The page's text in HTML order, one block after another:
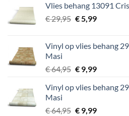
€ 29,95.€ 5,99.
Vlies behang 13091
€29,95 Oorspronkelijke
€ 29,95.
€5,99Huidige
€ 5,99.
Vinyl op vlies behang
Masi
€64,95 Oorspronkelijke
was:
€9,99Huidige
is:
Vinyl op vlies behang
Masi
€64,95 Oorspronkelijke
€9,99Huidige